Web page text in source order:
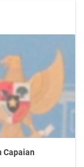
Capaian